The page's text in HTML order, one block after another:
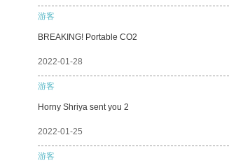
游客
BREAKING! Portable CO2
2022-01-28
游客
Horny Shriya sent you 2
2022-01-25
游客